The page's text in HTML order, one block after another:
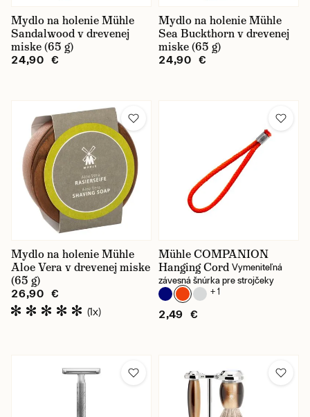
Mydlo na holenie Mühle
Sandalwood v drevenej
miske (65 g)
24,90 €
Mydlo na holenie Mühle
Sea Buckthorn v drevenej
miske (65 g)
24,90 €
Mydlo na holenie Mühle
Aloe Vera v drevenej miske
(65 g)
26,90 €
(1x)
Mühle COMPANION
Hanging Cord Vymeniteľná
závesná šnúrka pre strojčeky
+ 1
2,49 €